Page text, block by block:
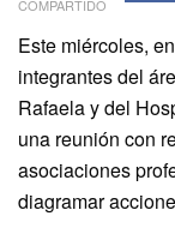
COMPARTIDO
Este miércoles,
integrantes del
Rafaela y del
una reunión con
asociaciones
diagramar